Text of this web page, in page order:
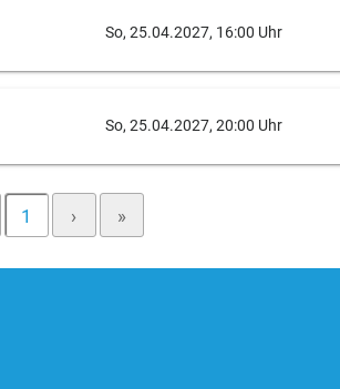
So, 25.04.2027, 16:00 Uhr
So, 25.04.2027, 20:00 Uhr
1 › »